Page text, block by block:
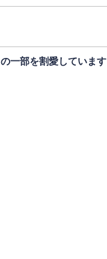
一部を割愛しています